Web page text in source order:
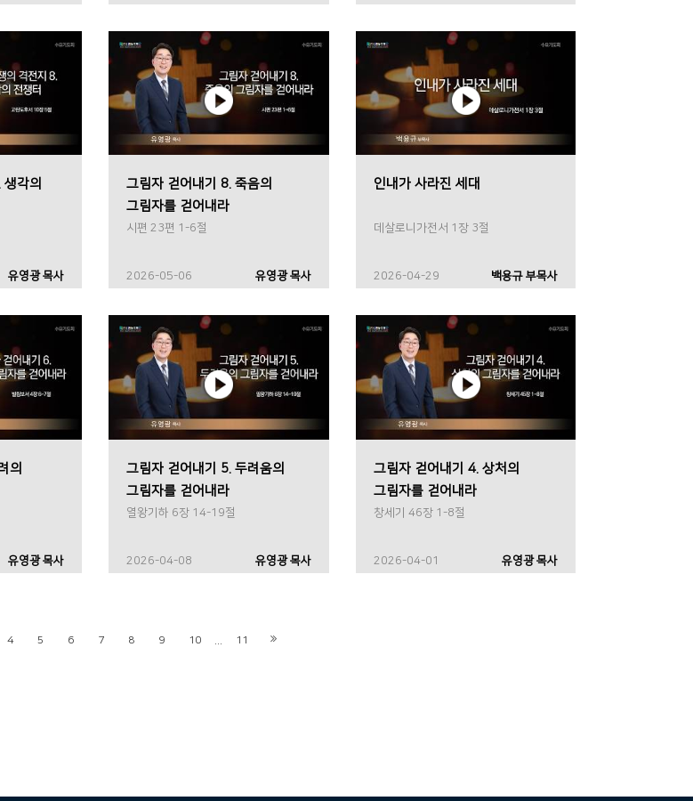
각의
유영광 목사
그림자 걷어내기 8. 죽음의
그림자를 걷어내라
시편 23편 1-6절
2026-05-06 유영광 목사
인내가 사라진 세대
데살로니가전서 1장 3절
2026-04-29 백용규 부목사
의
유영광 목사
그림자 걷어내기 5. 두려움의
그림자를 걷어내라
열왕기하 6장 14-19절
2026-04-08 유영광 목사
그림자 걷어내기 4. 상처의
그림자를 걷어내라
창세기 46장 1-8절
2026-04-01 유영광 목사
4 5 6 7 8 9 10 11